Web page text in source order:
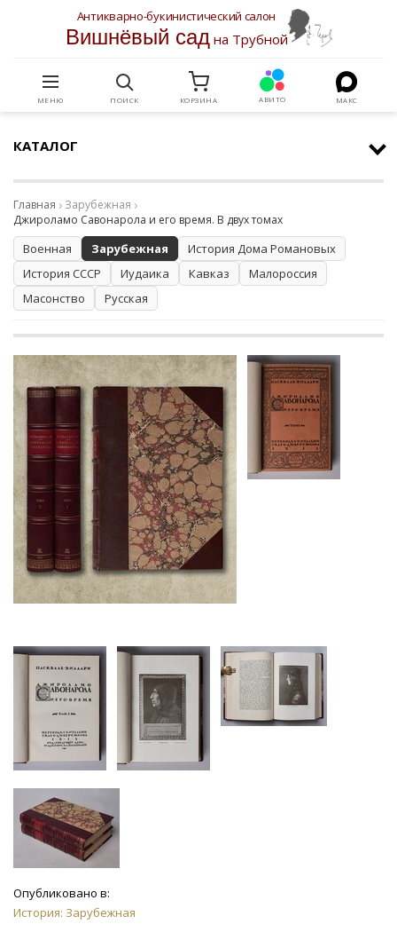
Антикварно-букинистический салон
Вишнёвый садна Трубной
МЕНЮ ПОИСК КОРЗИНА АВИТО МАКС
КАТАЛОГ
Главная
Зарубежная
Джироламо Савонарола и его время. В двух томах
Военная Зарубежная
История Дома Романовых
История СССР
Иудаика Кавказ
Малороссия
Масонство
Русская
Опубликовано в:
История: Зарубежная